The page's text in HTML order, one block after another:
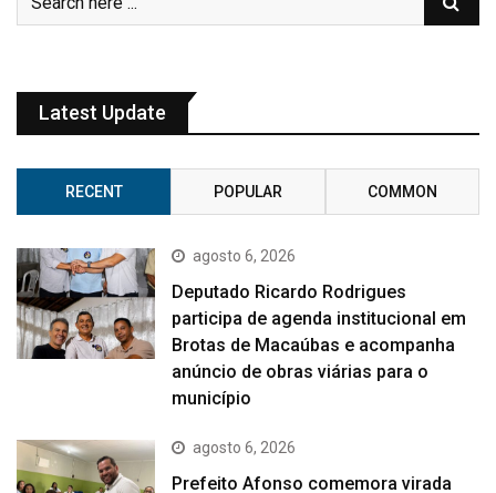
Latest Update
RECENT POPULAR COMMON
agosto 6, 2026
Deputado Ricardo Rodrigues
participa de agenda institucional em
Brotas de Macaúbas e acompanha
anúncio de obras viárias para o
município
agosto 6, 2026
Prefeito Afonso comemora virada